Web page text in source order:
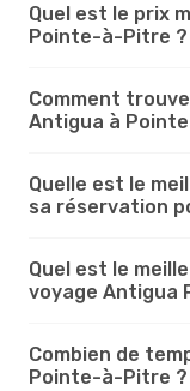
Quel est le prix
Pointe-à-Pitre ?
Comment
Antigua à
Quelle est le
sa réservation
Quel est le
voyage Antigua
Combien de
Pointe-à-Pitre ?